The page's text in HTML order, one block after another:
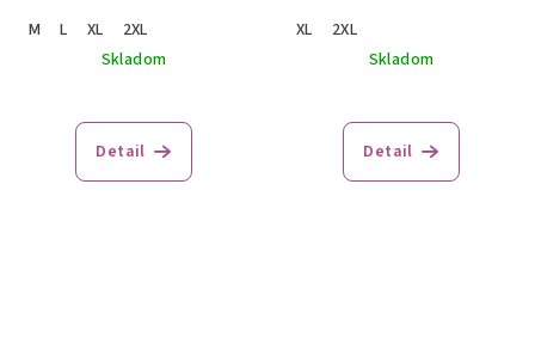
M
L XL
2XL
Skladom
Detail
XL
2XL
Skladom
Detail